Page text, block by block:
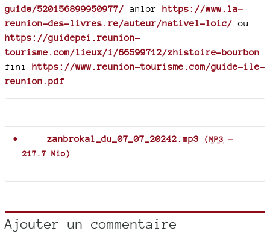
guide/520156899950977/ anlor https://www.la-
reunion-des-livres.re/auteur/nativel-loic/ ou
https://guidepei.reunion-
tourisme.com/lieux/i/66599712/zhistoire-bourbon
fini https://www.reunion-tourisme.com/guide-ile-
reunion.pdf
zanbrokal_du_07_07_20242.mp3 (MP3 -
217.7 Mio)
Ajouter un commentaire